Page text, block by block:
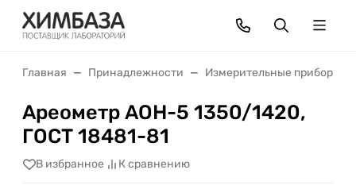
Главная Принадлежности Измерительные приборы
Ареометр АОН-5 1350/1420,
ГОСТ 18481-81
В избранное К сравнению